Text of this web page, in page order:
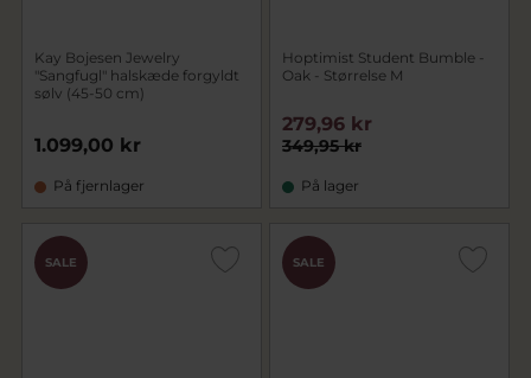
Kay Bojesen Jewelry
"Sangfugl" halskæde forgyldt
sølv (45-50 cm)
1.099,00 kr
På fjernlager
Hoptimist Student Bumble -
Oak - Størrelse M
349,95 kr
279,96 kr
På lager
SALE SALE